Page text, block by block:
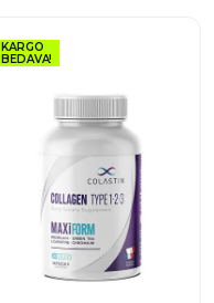
KARGO
BEDAVA!